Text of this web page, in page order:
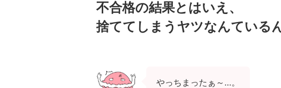
不合格の結果とはいえ、
捨ててしまうヤツなんている
やっちまったぁ～…。